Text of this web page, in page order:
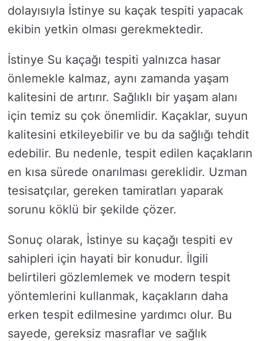
dolayısıyla İstinye su kaçak tespiti yapacak
ekibin yetkin olması gerekmektedir.
İstinye Su kaçağı tespiti yalnızca hasar
önlemekle kalmaz, aynı zamanda yaşam
kalitesini de artırır. Sağlıklı bir yaşam alanı
için temiz su çok önemlidir. Kaçaklar, suyun
kalitesini etkileyebilir ve bu da sağlığı tehdit
edebilir. Bu nedenle, tespit edilen kaçakların
en kısa sürede onarılması gereklidir. Uzman
tesisatçılar, gereken tamiratları yaparak
sorunu köklü bir şekilde çözer.
Sonuç olarak, İstinye su kaçağı tespiti ev
sahipleri için hayati bir konudur. İlgili
belirtileri gözlemlemek ve modern tespit
yöntemlerini kullanmak, kaçakların daha
erken tespit edilmesine yardımcı olur. Bu
sayede, gereksiz masraflar ve sağlık